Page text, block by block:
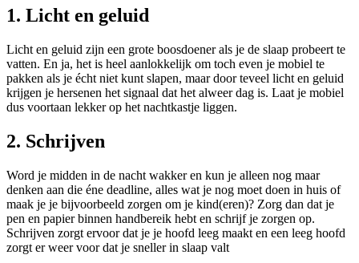
1. Licht en geluid
Licht en geluid zijn een grote boosdoener als je de slaap probeert te
vatten. En ja, het is heel aanlokkelijk om toch even je mobiel te
pakken als je écht niet kunt slapen, maar door teveel licht en geluid
krijgen je hersenen het signaal dat het alweer dag is. Laat je mobiel
dus voortaan lekker op het nachtkastje liggen.
2. Schrijven
Word je midden in de nacht wakker en kun je alleen nog maar
denken aan die éne deadline, alles wat je nog moet doen in huis of
maak je je bijvoorbeeld zorgen om je kind(eren)? Zorg dan dat je
pen en papier binnen handbereik hebt en schrijf je zorgen op.
Schrijven zorgt ervoor dat je je hoofd leeg maakt en een leeg hoofd
zorgt er weer voor dat je sneller in slaap valt